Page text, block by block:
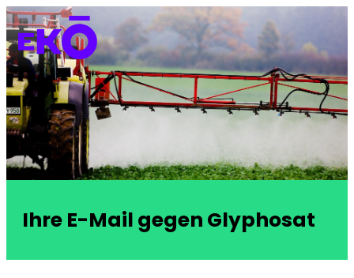
Ihre E-Mail gegen Glyphosat